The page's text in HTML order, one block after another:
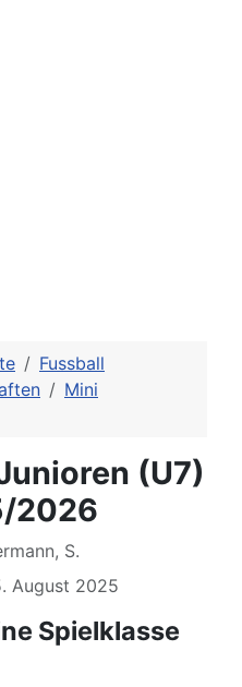
Fussball
Mini
(U7)
2026
S.
August 2025
Spielklasse